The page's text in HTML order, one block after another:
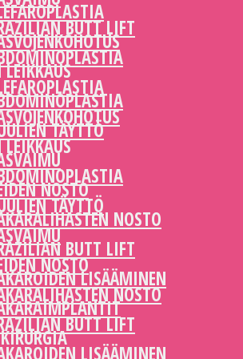
LEIKKAUS
TÄYTTÖ
NOSTO
NOSTO
BUTT LIFT
LISÄÄMINEN
BUTT LIFT
LEIKKAUS
TÄYTTÖ
NOSTO
NOSTO
BUTT LIFT
LISÄÄMINEN